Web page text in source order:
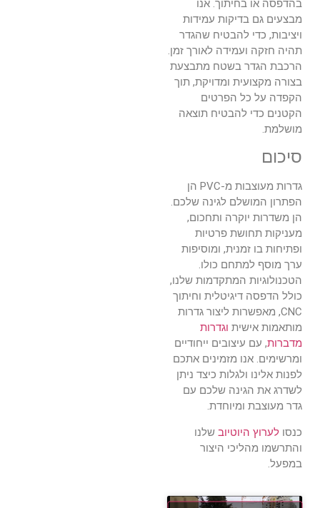
בהדפסה או בחיתוך. אנו
מבצעים גם בדיקות עמידות
ויציבות, כדי להבטיח שהגדר
תהיה חזקה ועמידה לאורך זמן.
הרכבת הגדר בשטח מתבצעת
בצורה מקצועית ומדויקת, תוך
הקפדה על כל הפרטים
הקטנים כדי להבטיח תוצאה
מושלמת.
סיכום
גדרות מעוצבות מ-PVC הן
הפתרון המושלם לגינה שלכם.
הן משדרות יוקרה ותחכום,
מעניקות תחושת פרטיות
ופתיחות בו זמנית, ומוסיפות
ערך מוסף למתחם כולו.
הטכנולוגיות המתקדמות שלנו,
כולל הדפסה דיגיטלית וחיתוך
CNC, מאפשרות ליצור גדרות
מותאמות אישית וגדרות
מדברות, עם עיצובים ייחודיים
ומרשימים. אנו מזמינים אתכם
לפנות אלינו ולגלות כיצד ניתן
לשדרג את הגינה שלכם עם
גדר מעוצבת ומיוחדת.
כנסו לערוץ היוטיוב שלנו
והתרשמו מהליכי היצור
במפעל.